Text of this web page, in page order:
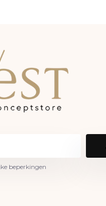
beperkingen